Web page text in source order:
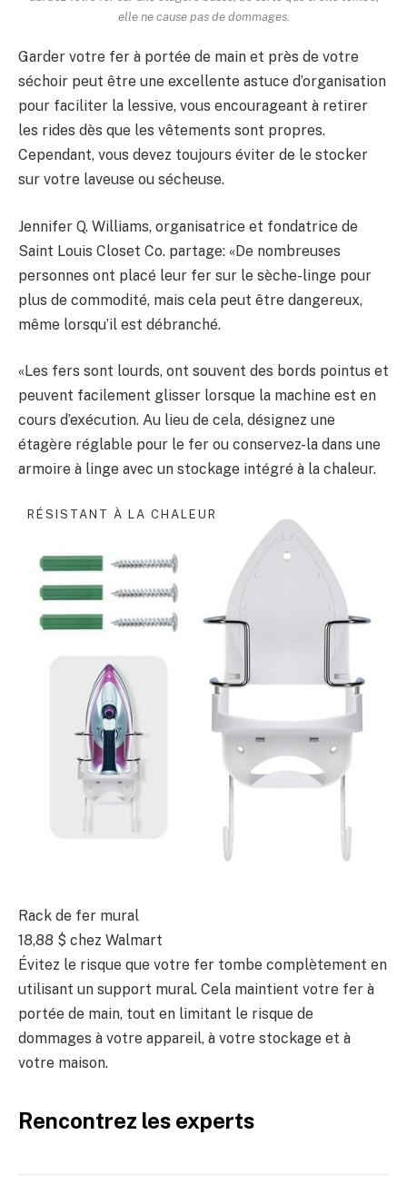
elle ne cause pas de dommages.
Garder votre fer à portée de main et près de votre
séchoir peut être une excellente astuce d’organisation
pour faciliter la lessive, vous encourageant à retirer
les rides dès que les vêtements sont propres.
Cependant, vous devez toujours éviter de le stocker
sur votre laveuse ou sécheuse.
Jennifer Q. Williams, organisatrice et fondatrice de
Saint Louis Closet Co. partage: «De nombreuses
personnes ont placé leur fer sur le sèche-linge pour
plus de commodité, mais cela peut être dangereux,
même lorsqu’il est débranché.
«Les fers sont lourds, ont souvent des bords pointus et
peuvent facilement glisser lorsque la machine est en
cours d’exécution. Au lieu de cela, désignez une
étagère réglable pour le fer ou conservez-la dans une
armoire à linge avec un stockage intégré à la chaleur.
RÉSISTANT À LA CHALEUR
Rack de fer mural
18,88 $ chez Walmart
Évitez le risque que votre fer tombe complètement en
utilisant un support mural. Cela maintient votre fer à
portée de main, tout en limitant le risque de
dommages à votre appareil, à votre stockage et à
votre maison.
Rencontrez les experts